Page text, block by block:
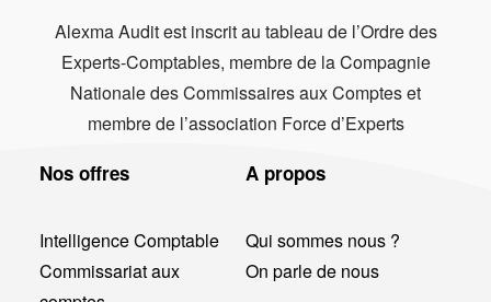
Alexma Audit est inscrit au tableau de l’Ordre des
Experts-Comptables, membre de la Compagnie
Nationale des Commissaires aux Comptes et
membre de l’association Force d’Experts
Nos offres
Intelligence Comptable
Commissariat aux
A propos
Qui sommes nous ?
On parle de nous